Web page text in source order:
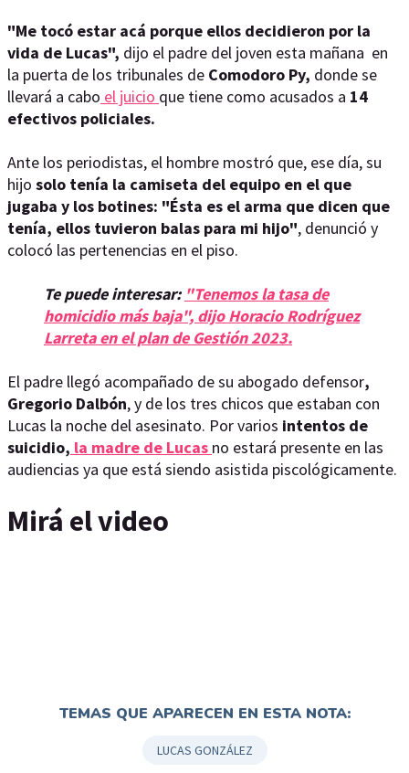
"Me tocó estar acá porque ellos decidieron por la
vida de Lucas", dijo el padre del joven esta mañana en
la puerta de los tribunales de Comodoro Py, donde se
llevará a cabo el juicio que tiene como acusados a 14
efectivos policiales.
Ante los periodistas, el hombre mostró que, ese día, su
hijo solo tenía la camiseta del equipo en el que
jugaba y los botines: "Ésta es el arma que dicen que
tenía, ellos tuvieron balas para mi hijo", denunció y
colocó las pertenencias en el piso.
Te puede interesar: "Tenemos la tasa de
homicidio más baja", dijo Horacio Rodríguez
Larreta en el plan de Gestión 2023.
El padre llegó acompañado de su abogado defensor,
Gregorio Dalbón, y de los tres chicos que estaban con
Lucas la noche del asesinato. Por varios intentos de
suicidio, la madre de Lucas no estará presente en las
audiencias ya que está siendo asistida piscológicamente.
Mirá el video
TEMAS QUE APARECEN EN ESTA NOTA:
LUCAS GONZÁLEZ